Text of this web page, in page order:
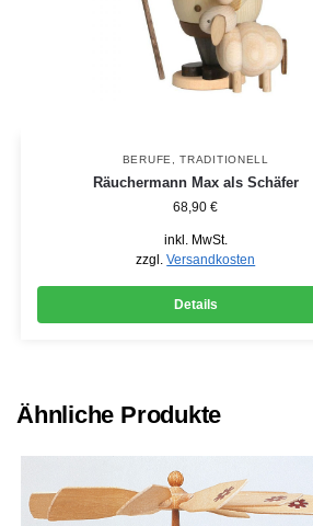
BERUFE ,TRADITIONELL
Räuchermann Max als Schäfer
68,90€
inkl. MwSt.
zzgl.Versandkosten
Details
Ähnliche Produkte